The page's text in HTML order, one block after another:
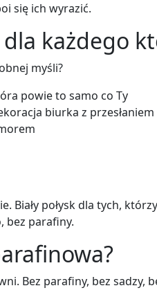
się ich wyrazić.
każdego
myśli?
powie to samo co Ty
biurka z przesłaniem
Biały połysk dla tych,
bez parafiny.
Bez parafiny, bez sadzy,